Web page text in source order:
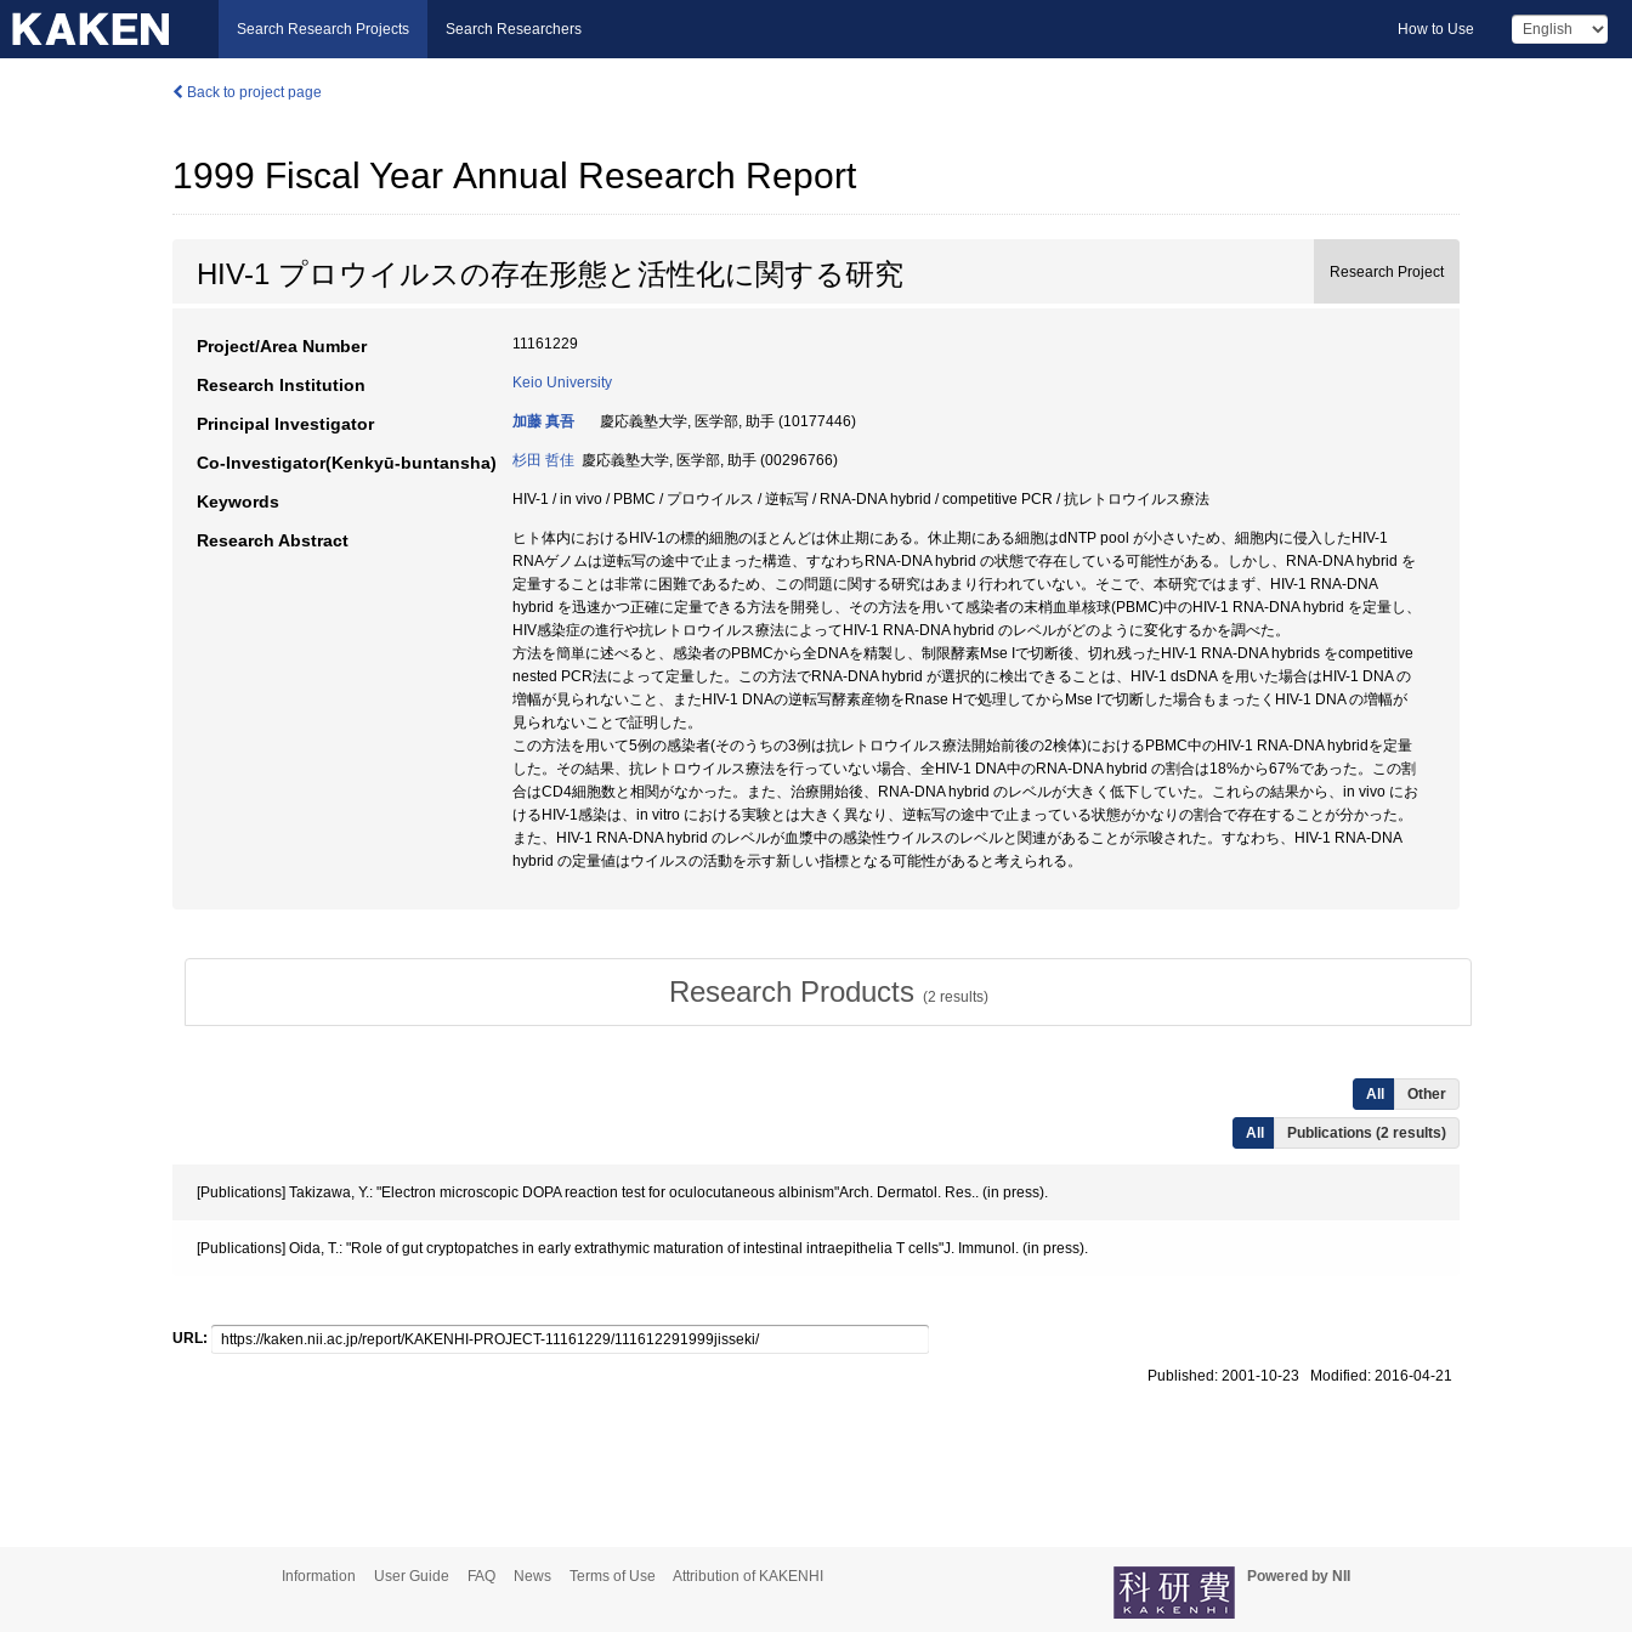
Search Research Projects Search Researchers How to Use
Back to project page
1999 Fiscal Year Annual Research Report
HIV-1 プロウイルスの存在形態と活性化に関する研究 Research Project
Project/Area Number 11161229
Research Institution Keio University
Principal Investigator 加藤 真吾 慶応義塾大学, 医学部, 助手 (10177446)
Co-Investigator(Kenkyū-buntansha) 杉田 哲佳 慶応義塾大学, 医学部, 助手 (00296766)
Keywords HIV-1 / in vivo / PBMC / プロウイルス / 逆転写 / RNA-DNA hybrid / competitive PCR / 抗レトロウイルス療法
Research Abstract
ヒト体内におけるHIV-1の標的細胞のほとんどは休止期にある。休止期にある細胞はdNTP pool が小さいため、細胞内に侵入したHIV-1
RNAゲノムは逆転写の途中で止まった構造、すなわちRNA-DNA hybrid の状態で存在している可能性がある。しかし、RNA-DNA hybrid を
定量することは非常に困難であるため、この問題に関する研究はあまり行われていない。そこで、本研究ではまず、HIV-1 RNA-DNA
hybrid を迅速かつ正確に定量できる方法を開発し、その方法を用いて感染者の末梢血単核球(PBMC)中のHIV-1 RNA-DNA hybrid を定量し、
HIV感染症の進行や抗レトロウイルス療法によってHIV-1 RNA-DNA hybrid のレベルがどのように変化するかを調べた。
方法を簡単に述べると、感染者のPBMCから全DNAを精製し、制限酵素Mse Iで切断後、切れ残ったHIV-1 RNA-DNA hybrids をcompetitive
nested PCR法によって定量した。この方法でRNA-DNA hybrid が選択的に検出できることは、HIV-1 dsDNA を用いた場合はHIV-1 DNA の
増幅が見られないこと、またHIV-1 DNAの逆転写酵素産物をRnase Hで処理してからMse Iで切断した場合もまったくHIV-1 DNA の増幅が
見られないことで証明した。
この方法を用いて5例の感染者(そのうちの3例は抗レトロウイルス療法開始前後の2検体)におけるPBMC中のHIV-1 RNA-DNA hybridを定量
した。その結果、抗レトロウイルス療法を行っていない場合、全HIV-1 DNA中のRNA-DNA hybrid の割合は18%から67%であった。この割
合はCD4細胞数と相関がなかった。また、治療開始後、RNA-DNA hybrid のレベルが大きく低下していた。これらの結果から、in vivo にお
けるHIV-1感染は、in vitro における実験とは大きく異なり、逆転写の途中で止まっている状態がかなりの割合で存在することが分かった。
また、HIV-1 RNA-DNA hybrid のレベルが血漿中の感染性ウイルスのレベルと関連があることが示唆された。すなわち、HIV-1 RNA-DNA
hybrid の定量値はウイルスの活動を示す新しい指標となる可能性があると考えられる。
Research Products (2 results)
All Other
All Publications (2 results)
[Publications] Takizawa, Y.: "Electron microscopic DOPA reaction test for oculocutaneous albinism"Arch. Dermatol. Res.. (in press).
[Publications] Oida, T.: "Role of gut cryptopatches in early extrathymic maturation of intestinal intraepithelia T cells"J. Immunol. (in press).
URL:
Published: 2001-10-23 Modified: 2016-04-21
Information User Guide FAQ News Terms of Use Attribution of KAKENHI Powered by NII